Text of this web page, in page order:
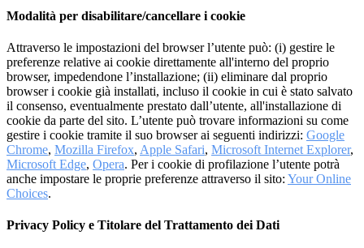
Modalità per disabilitare/cancellare i cookie
Attraverso le impostazioni del browser l’utente può: (i) gestire le
preferenze relative ai cookie direttamente all'interno del proprio
browser, impedendone l’installazione; (ii) eliminare dal proprio
browser i cookie già installati, incluso il cookie in cui è stato salvato
il consenso, eventualmente prestato dall’utente, all'installazione di
cookie da parte del sito. L’utente può trovare informazioni su come
gestire i cookie tramite il suo browser ai seguenti indirizzi: Google
Chrome, Mozilla Firefox, Apple Safari, Microsoft Internet Explorer,
Microsoft Edge, Opera. Per i cookie di profilazione l’utente potrà
anche impostare le proprie preferenze attraverso il sito: Your Online
Choices.
Privacy Policy e Titolare del Trattamento dei Dati